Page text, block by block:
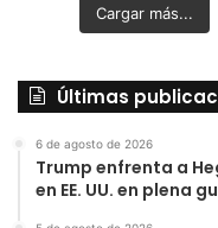
Cargar más...
Últimas
6 de agosto de 2026
Trump enfrenta a
en EE. UU. en plena